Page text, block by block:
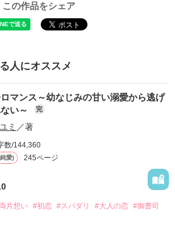
この作品をシェア
人にオススメ
マンス～幼なじみの甘い溺愛から逃げ
い～
完
ミ ／著
数/144,360
愛) 245ページ
片想い #初恋 #スパダリ #大人の恋 #御曹司